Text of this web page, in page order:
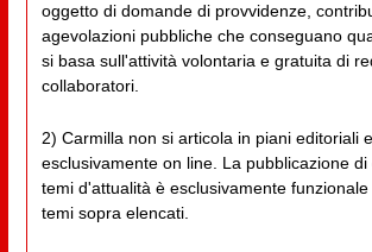
oggetto di domande di provvidenze,
agevolazioni pubbliche che conseguano
si basa sull'attività volontaria e gratuita di
collaboratori.
2) Carmilla non si articola in piani editoriali
esclusivamente on line. La pubblicazione di
temi d'attualità è esclusivamente
temi sopra elencati.